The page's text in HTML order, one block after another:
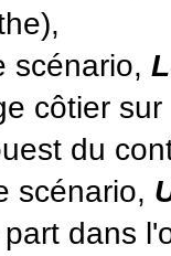
scénario,
côtier
du
scénario,
dans